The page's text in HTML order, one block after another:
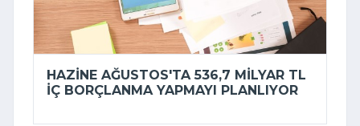
HAZINE AĞUSTOS'TA 536,7 MILYAR TL
IÇ BORÇLANMA YAPMAYI PLANLIYOR